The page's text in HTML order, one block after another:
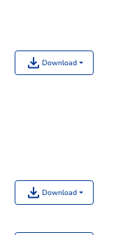
Download
Download